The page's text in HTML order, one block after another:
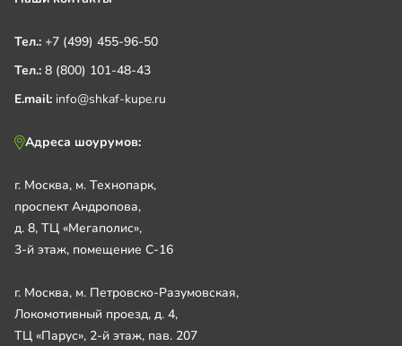
Тел.: +7 (499) 455-96-50
Тел.: 8 (800) 101-48-43
E.mail: info@shkaf-kupe.ru
Адреса шоурумов:
г. Москва, м. Технопарк,
проспект Андропова,
д. 8, ТЦ «Мегаполис»,
3-й этаж, помещение С-16
г. Москва, м. Петровско-Разумовская,
Локомотивный проезд, д. 4,
ТЦ «Парус», 2-й этаж, пав. 207